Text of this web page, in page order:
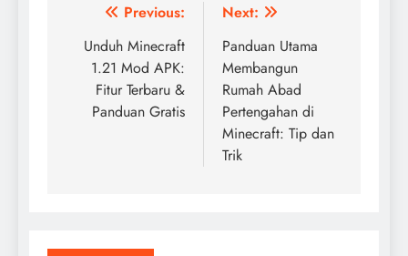
Post
navigation
Previous:
Unduh Minecraft
1.21 Mod APK:
Fitur Terbaru &
Panduan Gratis
Next:
Panduan Utama
Membangun
Rumah Abad
Pertengahan di
Minecraft: Tip dan
Trik